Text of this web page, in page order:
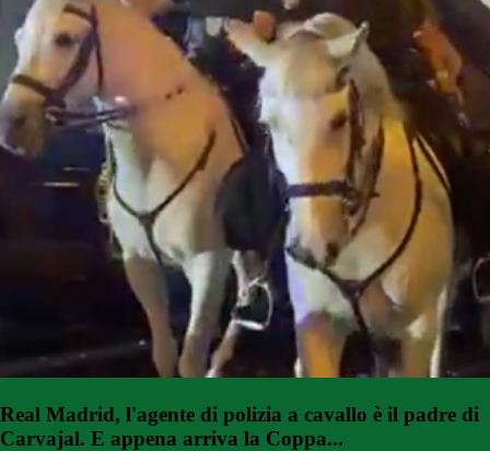
Real Madrid, l'agente di polizia a cavallo è il padre di
Carvajal. E appena arriva la Coppa...